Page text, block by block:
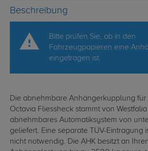
Beschreibung
Bitte prüfen Sie, ob in den
Fahrzeugpapieren eine
eingetragen ist.
Die abnehmbare Anhängerkupplung für
Octavia Fliessheck stammt von
abnehmbares Automatiksystem von
geliefert. Eine separate TÜV-Eintragung
nicht notwendig. Die AHK besitzt an